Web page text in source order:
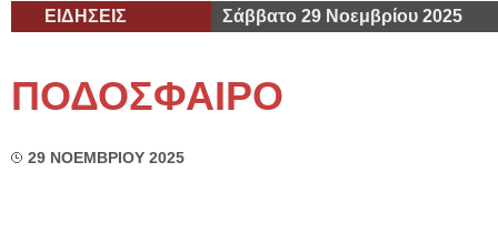
ΕΙΔΗΣΕΙΣ Σάββατο 29 Νοεμβρίου 2025
ΠΟΔΟΣΦΑΙΡΟ
29 ΝΟΕΜΒΡΙΟΥ 2025